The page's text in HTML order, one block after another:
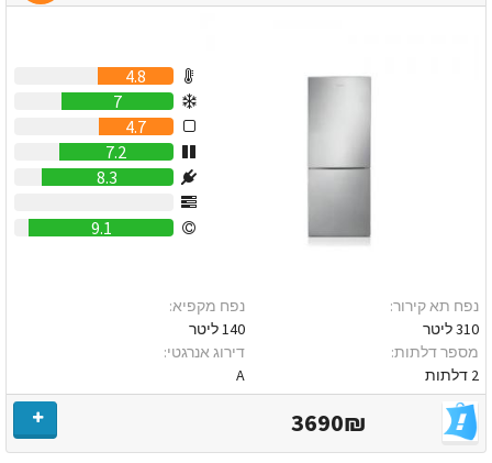
4.8
7
4.7
7.2
8.3
9.1
נפח תא קירור:
310 ליטר
מספר דלתות:
2 דלתות
נפח מקפיא:
140 ליטר
דירוג אנרגטי:
A
3690₪